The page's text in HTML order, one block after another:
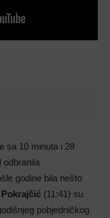
sa 10 minuta i 28
odbranila
godine bila nešto
(11:41) su
pobjedničkog